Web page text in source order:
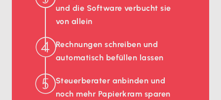
und die Software verbucht sie
von allein
Rechnungen schreiben und
automatisch befüllen lassen
Steuerberater anbinden und
noch mehr Papierkram sparen